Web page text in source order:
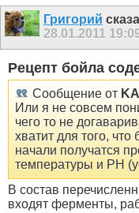
Григорий
28.01.2011
Рецепт бойла
Сообщение от
Или я не совсем
чего то не
хватит для того,
начали получатся
температуры и РН
В состав
входят ферменты,